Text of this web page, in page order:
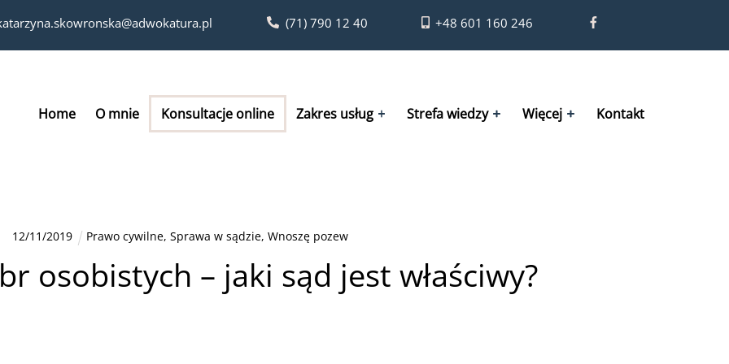
(71) 790 12 40 +48 601 160 246
Home O mnie Konsultacje online Zakres usług Strefa wiedzy Więcej Kontakt
12/11/2019 Prawo cywilne, Sprawa w sądzie, Wnoszę pozew
osobistych – jaki sąd jest właściwy?